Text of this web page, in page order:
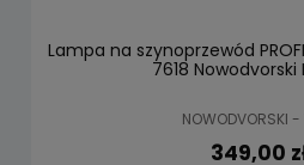
Lampa na szynoprzewód
7618 Nowodvorski
NOWODVORSKI -
349,00